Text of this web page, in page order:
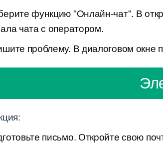
функцию "Онлайн-чат". В
чата с оператором.
проблему. В диалоговом окне
письмо. Откройте свою